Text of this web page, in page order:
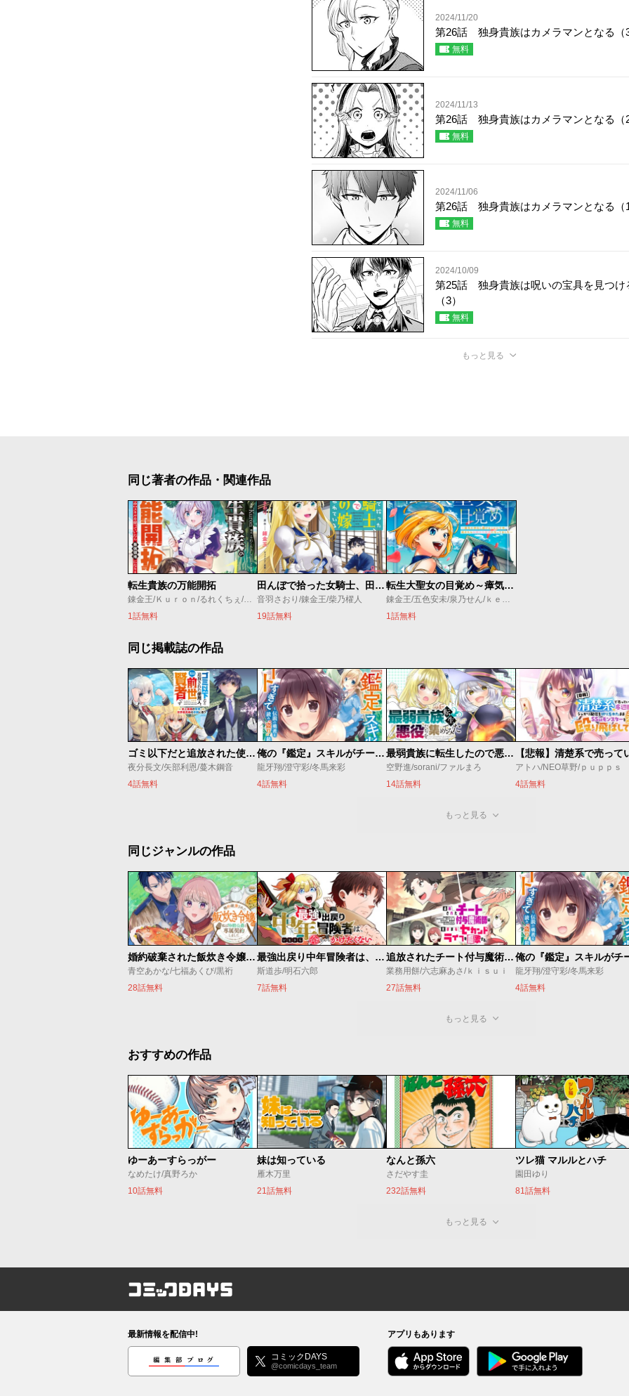
2024/11/20
第26話 独身貴族はカメラマンとなる（
無料
2024/11/13
第26話 独身貴族はカメラマンとなる（
無料
2024/11/06
第26話 独身貴族はカメラマンとなる（
無料
2024/10/09
第25話 独身貴族は呪いの宝具を見つけ
（3）
無料
もっと見る
同じ著者の作品・関連作品
転生貴族の万能開拓
錬金王/Ｋｕｒｏｎ/るれくちぇ/成瀬ちさと
1話無料
田んぼで拾った女騎士、田舎で俺の嫁だと思われている
音羽さおり/錬金王/柴乃櫂人
19話無料
転生大聖女の目覚め～瘴気を浄化し続けること二十年、起きたら伝説の大聖女になってました～
錬金王/五色安未/泉乃せん/ｋｅｅｐｏｕｔ
1話無料
同じ掲載誌の作品
ゴミ以下だと追放された使用人、実は前世賢者です ～史上最強の賢者、世界最高峰の学園に通う～
夜分長文/矢部利恩/蔓木鋼音
4話無料
俺の『鑑定』スキルがチートすぎて
龍牙翔/澄守彩/冬馬来彩
4話無料
最弱貴族に転生したので悪役たちを集めてみた
空野進/sorani/ファルまろ
14話無料
アトハ/NEO草野/ｐｕｐｐｓ
4話無料
もっと見る
同じジャンルの作品
婚約破棄された飯炊き令嬢の私は冷酷公爵と専属契約しました～ですが胃袋を掴んだ結果、冷たかった公爵様がどんどん優しくなっています～
青空あかな/七福あくび/黒裄
28話無料
最強出戻り中年冒険者は、今さら命なんてかけたくない
斯道歩/明石六郎
7話無料
追放されたチート付与魔術師は気ままなセカンドライフを謳歌する。 ～俺は武器だけじゃなく、あらゆるものに『強化ポイント』を付与できるし、俺の意思でいつでも効果を解除できるけど、残った人たち大丈夫？～
業務用餅/六志麻あさ/ｋｉｓｕｉ
27話無料
龍牙翔/澄守彩/冬馬来彩
4話無料
もっと見る
おすすめの作品
ゆーあーすらっがー
なめたけ/真野ろか
10話無料
妹は知っている
雁木万里
21話無料
なんと孫六
さだやす圭
232話無料
ツレ猫 マルルとハチ
園田ゆり
81話無料
もっと見る
コミックDAYS
最新情報を配信中!
編集部ブログ コミックDAYS
@comicdays_team
アプリもあります